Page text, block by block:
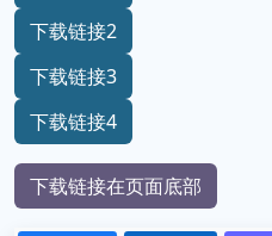
下载链接2
下载链接3
下载链接4
下载链接在页面底部